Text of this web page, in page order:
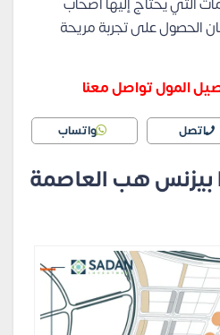
الحصول على تجربة مريحة
المول تواصل معنا
اتصل واتساب
بيزنس هب العاصمة